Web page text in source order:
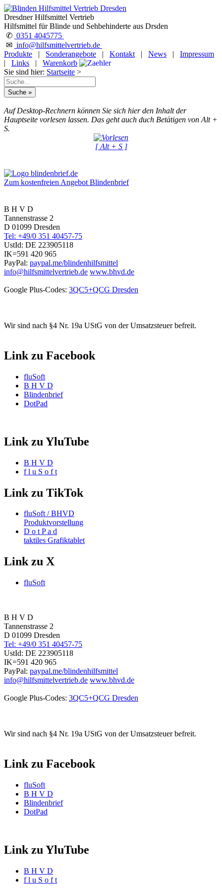
Dresdner Hilfsmittel Vertrieb
Hilfsmittel für Blinde und Sehbehinderte aus Drsden
✆ 0351 4045775
✉ info@hilfsmittelvertrieb.de
Produkte
| Sonderangebote | Kontakt | News |
Impressum
|
Links |
Warenkorb
Sie sind hier: Startseite >
Auf Desktop-Rechnern können Sie sich hier den Inhalt der
Hauptseite vorlesen lassen. Das geht auch duch Betätigen von Alt +
S.
[ Alt + S ]
Zum kostenfreien Angebot Blindenbrief
B H V D
Tannenstrasse 2
D 01099 Dresden
Tel: +49/0 351 40457-75
UstId: DE 223905118
IK=591 420 965
PayPal: paypal.me/blindenhilfsmittel
info@hilfsmittelvertrieb.de www.bhvd.de
Google Plus-Codes: 3QC5+QCG Dresden
Wir sind nach §4 Nr. 19a UStG von der Umsatzsteuer befreit.
Link zu Facebook
fluSoft
B H V D
Blindenbrief
DotPad
Link zu YluTube
B H V D
f l u S o f t
Link zu TikTok
fluSoft / BHVD
Produktvorstellung
D o t P a d
taktiles Grafiktablet
Link zu X
fluSoft
B H V D
Tannenstrasse 2
D 01099 Dresden
Tel: +49/0 351 40457-75
UstId: DE 223905118
IK=591 420 965
PayPal: paypal.me/blindenhilfsmittel
info@hilfsmittelvertrieb.de www.bhvd.de
Google Plus-Codes: 3QC5+QCG Dresden
Wir sind nach §4 Nr. 19a UStG von der Umsatzsteuer befreit.
Link zu Facebook
fluSoft
B H V D
Blindenbrief
DotPad
Link zu YluTube
B H V D
f l u S o f t